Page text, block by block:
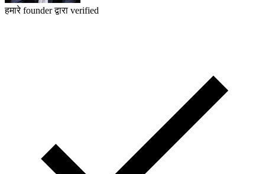
हमारे founder द्वारा verified